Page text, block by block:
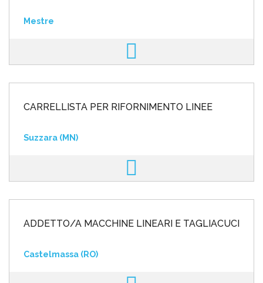
Mestre
CARRELLISTA PER RIFORNIMENTO LINEE
Suzzara (MN)
ADDETTO/A MACCHINE LINEARI E TAGLIACUCI
Castelmassa (RO)